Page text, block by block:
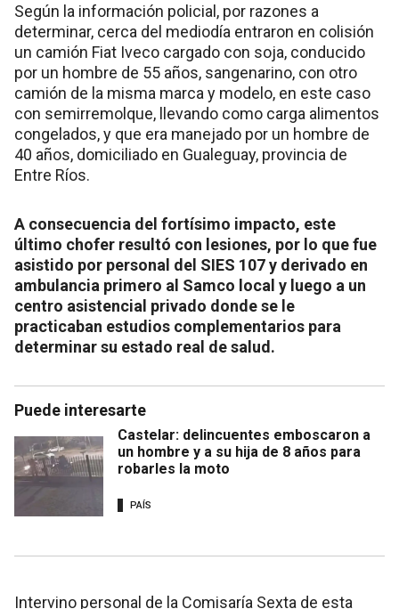
Según la información policial, por razones a
determinar, cerca del mediodía entraron en colisión
un camión Fiat Iveco cargado con soja, conducido
por un hombre de 55 años, sangenarino, con otro
camión de la misma marca y modelo, en este caso
con semirremolque, llevando como carga alimentos
congelados, y que era manejado por un hombre de
40 años, domiciliado en Gualeguay, provincia de
Entre Ríos.
A consecuencia del fortísimo impacto, este
último chofer resultó con lesiones, por lo que fue
asistido por personal del SIES 107 y derivado en
ambulancia primero al Samco local y luego a un
centro asistencial privado donde se le
practicaban estudios complementarios para
determinar su estado real de salud.
Puede interesarte
Castelar: delincuentes emboscaron a
un hombre y a su hija de 8 años para
robarles la moto
PAÍS
Intervino personal de la Comisaría Sexta de esta